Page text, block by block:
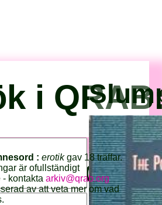
i
:erotikgav 18 träffar.
är ofullständigt
- kontaktaarkiv@qrab.org
av att veta mer om vad